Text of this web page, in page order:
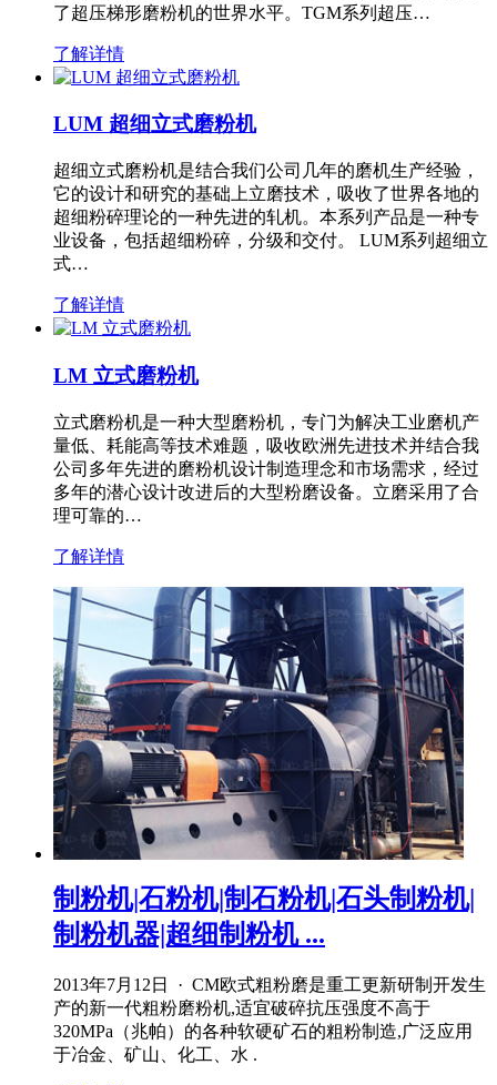
了超压梯形磨粉机的世界水平。TGM系列超压…
了解详情
LUM 超细立式磨粉机
超细立式磨粉机是结合我们公司几年的磨机生产经验，
它的设计和研究的基础上立磨技术，吸收了世界各地的
超细粉碎理论的一种先进的轧机。本系列产品是一种专
业设备，包括超细粉碎，分级和交付。 LUM系列超细立
式…
了解详情
LM 立式磨粉机
立式磨粉机是一种大型磨粉机，专门为解决工业磨机产
量低、耗能高等技术难题，吸收欧洲先进技术并结合我
公司多年先进的磨粉机设计制造理念和市场需求，经过
多年的潜心设计改进后的大型粉磨设备。立磨采用了合
理可靠的…
了解详情
制粉机|石粉机|制石粉机|石头制粉机|
制粉机器|超细制粉机 ...
2013年7月12日 · CM欧式粗粉磨是重工更新研制开发生
产的新一代粗粉磨粉机,适宜破碎抗压强度不高于
320MPa（兆帕）的各种软硬矿石的粗粉制造,广泛应用
于冶金、矿山、化工、水 .